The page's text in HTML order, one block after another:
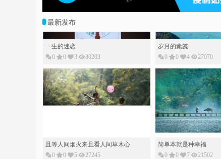
最新发布
一生的迷恋
0
0 3 30203
岁月的素䇳
0
0 4 27070
且等人间烟火来且看人间草木心
0
0 5 27245
简单本就是种幸福
0
0 7 21502